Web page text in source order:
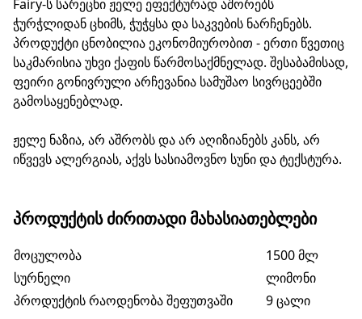
Fairy-ს სარეცხი ჟელე ეფექტურად აშორებს
ჭურჭლიდან ცხიმს, ჭუჭყსა და საკვების ნარჩენებს.
პროდუქტი ცნობილია ეკონომიურობით - ერთი წვეთიც
საკმარისია უხვი ქაფის წარმოსაქმნელად. შესაბამისად,
ფეირი გონივრული არჩევანია სამუშაო სივრცეებში
გამოსაყენებლად.
ჟელე ნაზია, არ აშრობს და არ აღიზიანებს კანს, არ
იწვევს ალერგიას, აქვს სასიამოვნო სუნი და ტექსტურა.
ᲞᲠᲝᲓᲣᲥᲢᲘᲡ ᲫᲘᲠᲘᲗᲐᲓᲘ ᲛᲐᲮᲐᲡᲘᲐᲗᲔᲑᲚᲔᲑᲘ
მოცულობა
1500 მლ
სურნელი
ლიმონი
პროდუქტის რაოდენობა შეფუთვაში
9 ცალი